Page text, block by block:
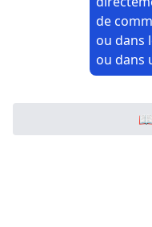
de
ou dans
ou dans